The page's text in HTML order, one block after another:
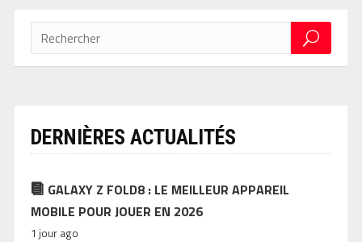
DERNIÈRES ACTUALITÉS
GALAXY Z FOLD8 : LE MEILLEUR APPAREIL
MOBILE POUR JOUER EN 2026
1 jour ago